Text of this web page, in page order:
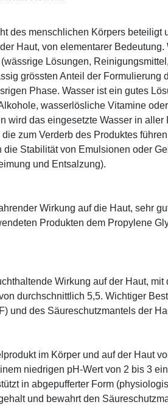
des menschlichen Körpers beteiligt
Haut, von elementarer Bedeutung.
Lösungen,
grössten Anteil der Formulierung
Phase. Wasser ist ein gutes
wasserlösliche Vitamine
wird das eingesetzte Wasser in aller
zum Verderb des Produktes
Stabilität von Emulsionen oder
und Entsalzung).
Wirkung auf die Haut, sehr
Produkten dem Propylene
Wirkung auf der Haut, mit
durchschnittlich 5,5. Wichtiger
und des Säureschutzmantels der
im Körper und auf der Haut
niedrigen pH-Wert von 2 bis 3
in abgepufferter Form
und bewahrt den